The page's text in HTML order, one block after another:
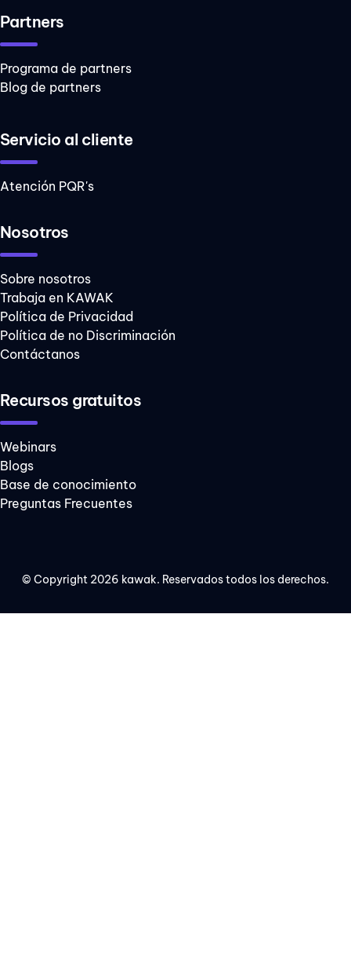
Partners
Programa de partners
Blog de partners
Servicio al cliente
Atención PQR's
Nosotros
Sobre nosotros
Trabaja en KAWAK
Política de Privacidad
Política de no Discriminación
Contáctanos
Recursos gratuitos
Webinars
Blogs
Base de conocimiento
Preguntas Frecuentes
© Copyright 2026 kawak. Reservados todos los derechos.